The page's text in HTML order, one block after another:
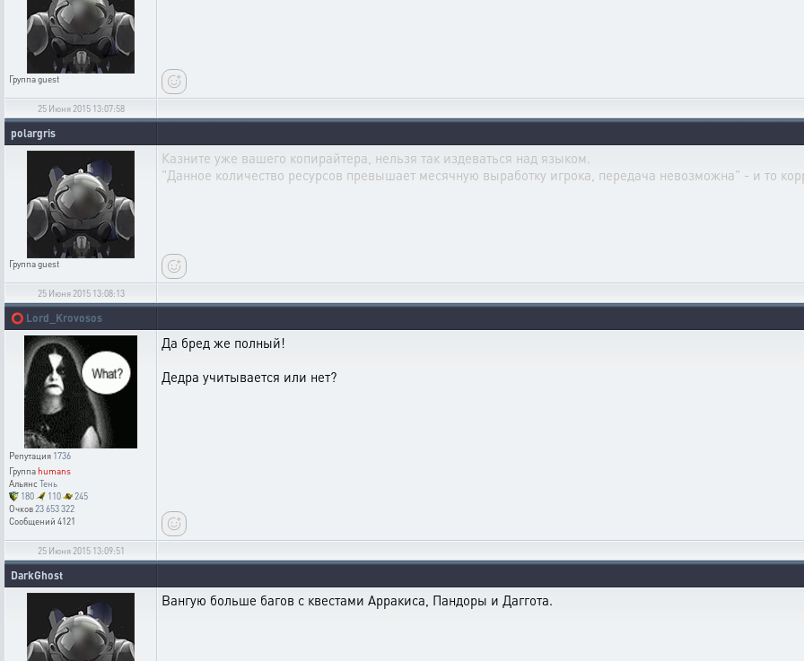
Группаguest
25 Июня 2015 13:07:58
polargris
Группаguest
Казните уже вашего копирайтера, нельзя так издеваться над языком.
"Данное количество ресурсов превышает месячную выработку игрока, передача невозможна" - и то
25 Июня 2015 13:08:13
⭕ Lord_Krovosos
Репутация 1736
Группаhumans
АльянсТень
180
110
245
Очков23 653 322
Сообщений 4121
Да бред же полный!
Дедра учитывается или нет?
25 Июня 2015 13:09:51
DarkGhost
Вангую больше багов с квестами Арракиса, Пандоры и Даггота.